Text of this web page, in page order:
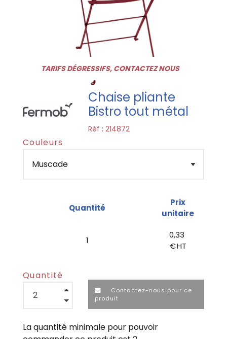
TARIFS DÉGRESSIFS, CONTACTEZ NOUS
Chaise pliante
Bistro tout métal
Réf :214872
Couleurs
Quantité
Prix
unitaire
1
0,33
€ HT
Quantité
Contactez-nous pour ce
produit
La quantité minimale pour pouvoir